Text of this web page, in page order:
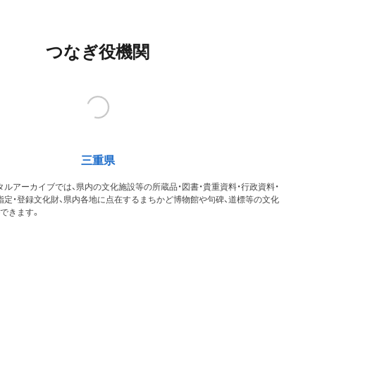
つなぎ役機関
三重県
アーカイブでは、県内の文化施設等の所蔵品・図書・貴重資料・行政資料・
定・登録文化財、県内各地に点在するまちかど博物館や句碑、道標等の文化
きます。